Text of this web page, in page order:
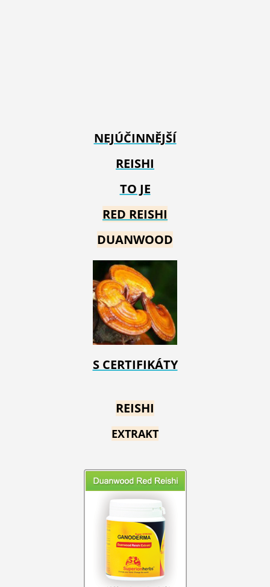
NEJÚČINNĚJŠÍ
REISHI
TO JE
RED REISHI
DUANWOOD
S CERTIFIKÁTY
REISHI
EXTRAKT